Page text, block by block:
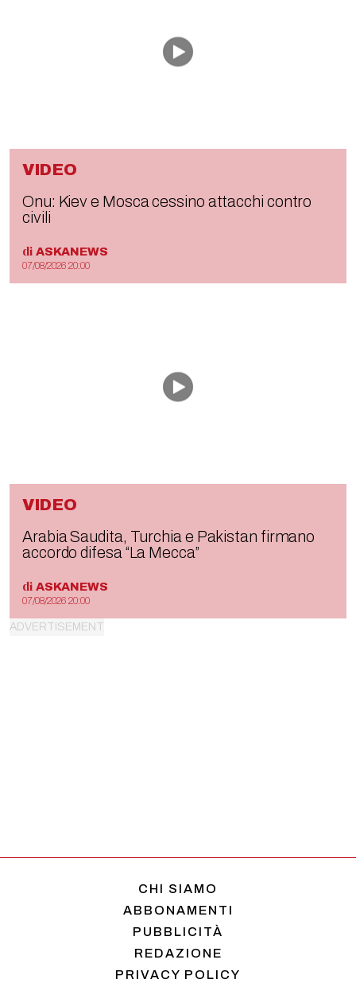
VIDEO
Onu: Kiev e Mosca cessino attacchi contro
civili
di ASKANEWS
07/08/2026 20:00
VIDEO
Arabia Saudita, Turchia e Pakistan firmano
accordo difesa “La Mecca”
di ASKANEWS
07/08/2026 20:00
CHI SIAMO
ABBONAMENTI
PUBBLICITÀ
REDAZIONE
PRIVACY POLICY